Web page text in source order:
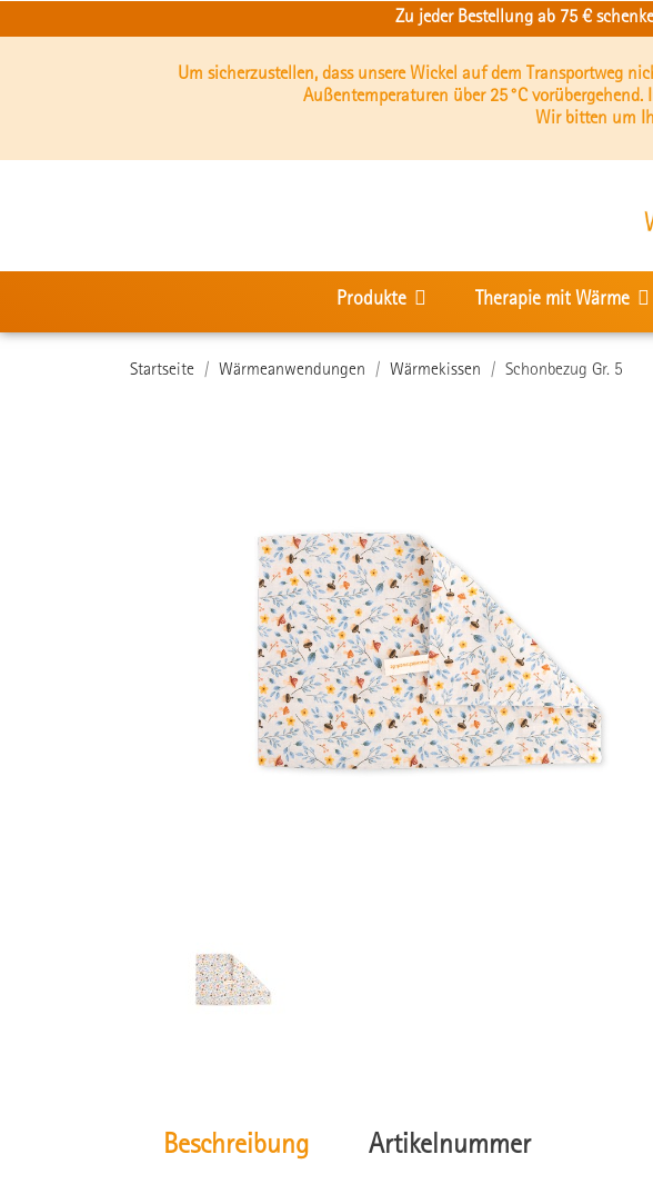
Zu jeder Bestellung ab 75 €
Um sicherzustellen, dass unsere Wickel auf dem Transportweg
Außentemperaturen über 25 °C
Wir bitten um
Produkte Therapie mit Wärme
Startseite Wärmeanwendungen Wärmekissen Schonbezug Gr. 5
Beschreibung Artikelnummer